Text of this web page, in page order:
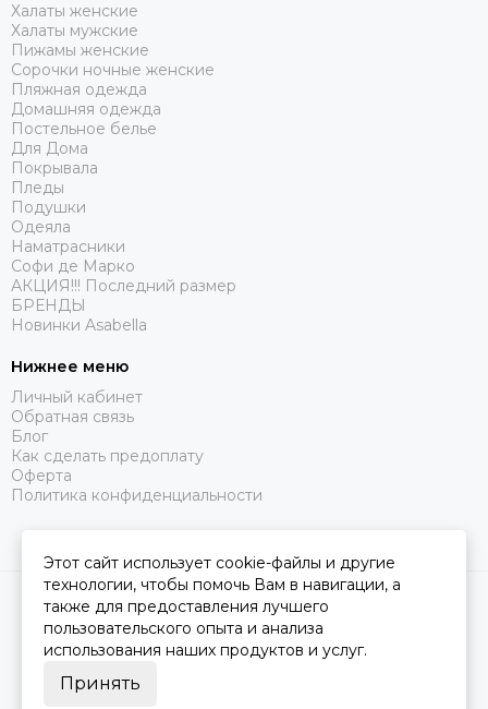
Халаты женские
Халаты мужские
Пижамы женские
Сорочки ночные женские
Пляжная одежда
Домашняя одежда
Постельное белье
Для Дома
Покрывала
Пледы
Подушки
Одеяла
Наматрасники
Софи де Марко
АКЦИЯ!!! Последний размер
БРЕНДЫ
Новинки Asabella
Нижнее меню
Личный кабинет
Обратная связь
Блог
Как сделать предоплату
Оферта
Политика конфиденциальности
2026 © Царство Сна.Карта сайта
Этот сайт использует cookie-файлы и другие
технологии, чтобы помочь Вам в навигации, а
также для предоставления лучшего
пользовательского опыта и анализа
использования наших продуктов и услуг.
Принять